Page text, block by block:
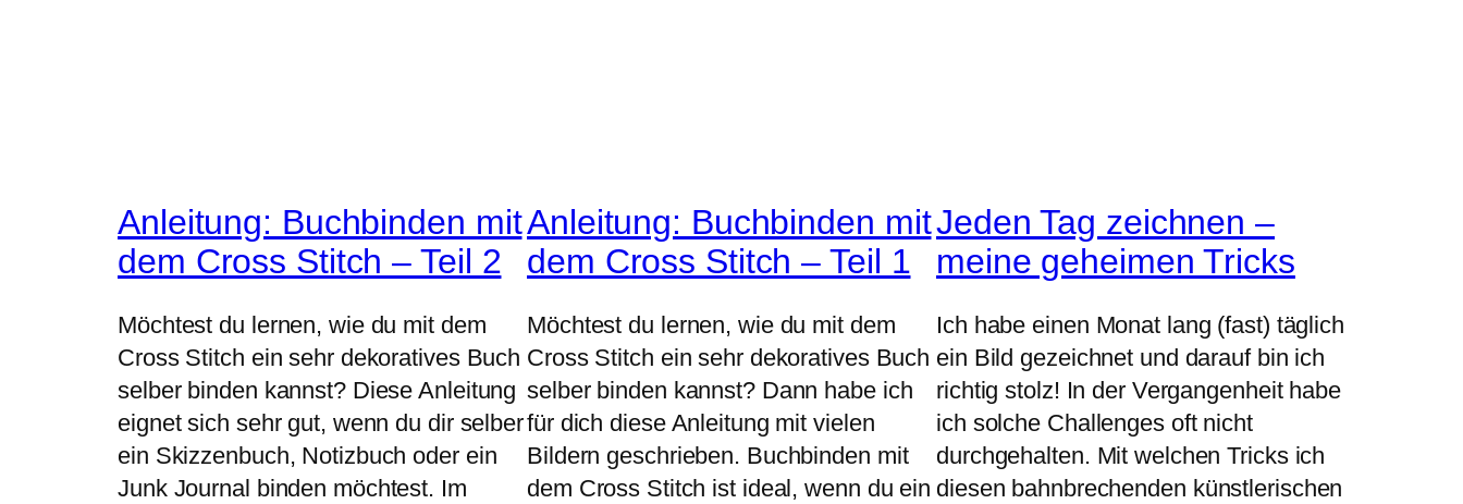
Anleitung: Buchbinden mit
dem Cross Stitch – Teil 2
Möchtest du lernen, wie du mit dem
Cross Stitch ein sehr dekoratives Buch
selber binden kannst? Diese Anleitung
eignet sich sehr gut, wenn du dir selber
ein Skizzenbuch, Notizbuch oder ein
Junk Journal binden möchtest. Im
Anleitung: Buchbinden mit
dem Cross Stitch – Teil 1
Möchtest du lernen, wie du mit dem
Cross Stitch ein sehr dekoratives Buch
selber binden kannst? Dann habe ich
für dich diese Anleitung mit vielen
Bildern geschrieben. Buchbinden mit
dem Cross Stitch ist ideal, wenn du ein
Jeden Tag zeichnen –
meine geheimen Tricks
Ich habe einen Monat lang (fast) täglich
ein Bild gezeichnet und darauf bin ich
richtig stolz! In der Vergangenheit habe
ich solche Challenges oft nicht
durchgehalten. Mit welchen Tricks ich
diesen bahnbrechenden künstlerischen